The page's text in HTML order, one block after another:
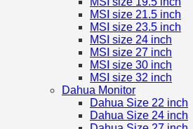
MSI size 21.5 inch
MSI size 23.5 inch
MSI size 24 inch
MSI size 27 inch
MSI size 30 inch
MSI size 32 inch
Dahua Monitor
Dahua Size 22 inch
Dahua Size 24 inch